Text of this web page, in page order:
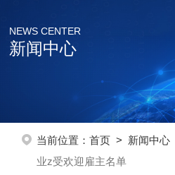
NEWS CENTER
新闻中心
当前位置： 首页> 新闻中心
业z受欢迎雇主名单